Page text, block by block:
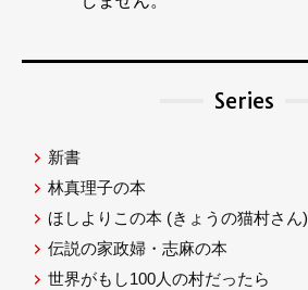
Series
新書
林真理子の本
ほしよりこの本 (きょうの猫村さん)
伝説の家政婦・志麻の本
世界がもし100人の村だったら